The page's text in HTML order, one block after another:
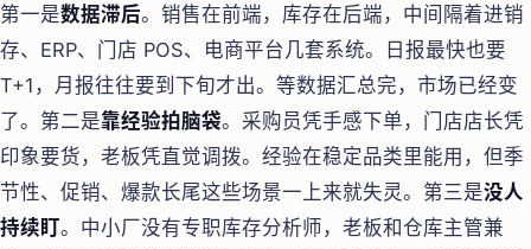
第一是数据滞后。销售在前端，库存在后端，中间隔着进销
存、ERP、门店 POS、电商平台几套系统。日报最快也要
T+1，月报往往要到下旬才出。等数据汇总完，市场已经变
了。第二是靠经验拍脑袋。采购员凭手感下单，门店店长凭
印象要货，老板凭直觉调拨。经验在稳定品类里能用，但季
节性、促销、爆款长尾这些场景一上来就失灵。第三是没人
持续盯。中小厂没有专职库存分析师，老板和仓库主管兼